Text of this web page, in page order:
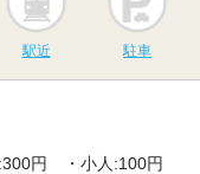
駅近 駐車
円 ・小人:100円